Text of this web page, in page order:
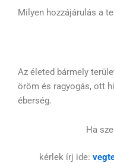
Milyen hozzájárulás a
Az életed bármely
öröm és ragyogás, ott
éberség.
Ha
kérlek írj ide: